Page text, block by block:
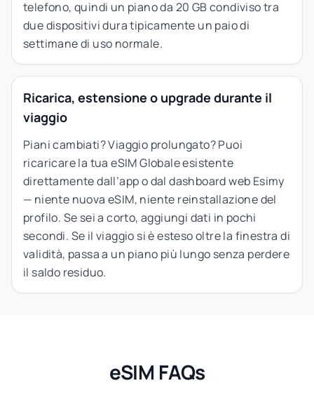
telefono, quindi un piano da 20 GB condiviso tra
due dispositivi dura tipicamente un paio di
settimane di uso normale.
Ricarica, estensione o upgrade durante il
viaggio
Piani cambiati? Viaggio prolungato? Puoi
ricaricare la tua eSIM Globale esistente
direttamente dall’app o dal dashboard web Esimy
— niente nuova eSIM, niente reinstallazione del
profilo. Se sei a corto, aggiungi dati in pochi
secondi. Se il viaggio si è esteso oltre la finestra di
validità, passa a un piano più lungo senza perdere
il saldo residuo.
eSIM FAQs